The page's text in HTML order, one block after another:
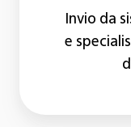
Invio da
e